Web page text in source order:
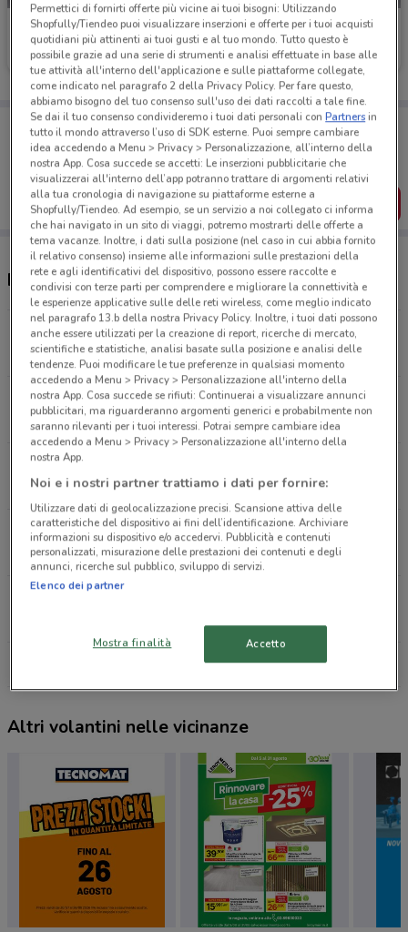
Einhell
Scade il 31/12 2.3 km
Einhell
Scade il 31/12 2.3 km
Porta DoveConviene sempre con te!
Puoi trovare le migliori offerte dei negozi vicino a te,
salvarle e creare la tua lista del risparmio, comodamente
dal tuo cellulare.
SCARICA L’APP
Negozi Einhell a Roma
Via Vittorio Veneto, 2/B/G Malo
2.3 km
Via Prenestina 208/B Roma
2.9 km
Variante Tiburtina Km 68,200 Carsoli
4 km
Viale Furio Camillo 101 Roma
4.1 km
Tutti i negozi Einhell
Altri volantini nelle vicinanze
Permettici di fornirti offerte più vicine ai tuoi bisogni: Utilizzando
Shopfully/Tiendeo puoi visualizzare inserzioni e offerte per i tuoi acquisti
quotidiani più attinenti ai tuoi gusti e al tuo mondo. Tutto questo è
possibile grazie ad una serie di strumenti e analisi effettuate in base alle
tue attività all'interno dell'applicazione e sulle piattaforme collegate,
come indicato nel paragrafo 2 della Privacy Policy. Per fare questo,
abbiamo bisogno del tuo consenso sull'uso dei dati raccolti a tale fine.
Se dai il tuo consenso condivideremo i tuoi dati personali conPartnersin
tutto il mondo attraverso l’uso di SDK esterne. Puoi sempre cambiare
idea accedendo a Menu > Privacy > Personalizzazione, all’interno della
nostra App. Cosa succede se accetti: Le inserzioni pubblicitarie che
visualizzerai all'interno dell’app potranno trattare di argomenti relativi
alla tua cronologia di navigazione su piattaforme esterne a
Shopfully/Tiendeo. Ad esempio, se un servizio a noi collegato ci informa
che hai navigato in un sito di viaggi, potremo mostrarti delle offerte a
tema vacanze. Inoltre, i dati sulla posizione (nel caso in cui abbia fornito
il relativo consenso) insieme alle informazioni sulle prestazioni della
rete e agli identificativi del dispositivo, possono essere raccolte e
condivisi con terze parti per comprendere e migliorare la connettività e
le esperienze applicative sulle delle reti wireless, come meglio indicato
nel paragrafo 13.b della nostra Privacy Policy. Inoltre, i tuoi dati possono
anche essere utilizzati per la creazione di report, ricerche di mercato,
scientifiche e statistiche, analisi basate sulla posizione e analisi delle
tendenze. Puoi modificare le tue preferenze in qualsiasi momento
accedendo a Menu > Privacy > Personalizzazione all'interno della
nostra App. Cosa succede se rifiuti: Continuerai a visualizzare annunci
pubblicitari, ma riguarderanno argomenti generici e probabilmente non
saranno rilevanti per i tuoi interessi. Potrai sempre cambiare idea
accedendo a Menu > Privacy > Personalizzazione all'interno della
nostra App.
Noi e i nostri partner trattiamo i dati per fornire:
Utilizzare dati di geolocalizzazione precisi. Scansione attiva delle
caratteristiche del dispositivo ai fini dell’identificazione. Archiviare
informazioni su dispositivo e/o accedervi. Pubblicità e contenuti
personalizzati, misurazione delle prestazioni dei contenuti e degli
annunci, ricerche sul pubblico, sviluppo di servizi.
Elenco dei partner
Mostra finalità Accetto